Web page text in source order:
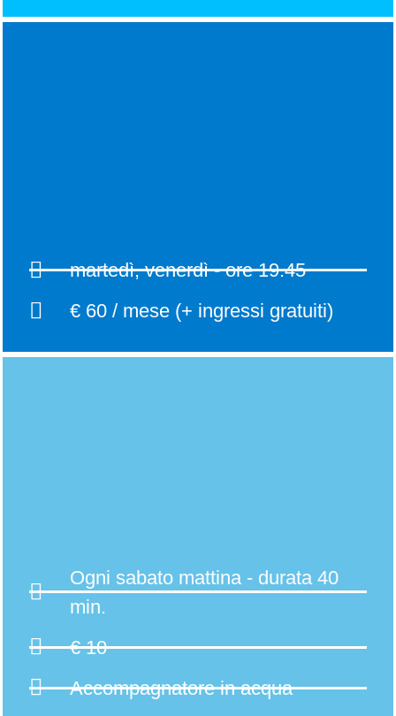
martedì, venerdì - ore 19.45
€ 60 / mese (+ ingressi gratuiti)
Ogni sabato mattina - durata 40
min.
€ 10
Accompagnatore in acqua